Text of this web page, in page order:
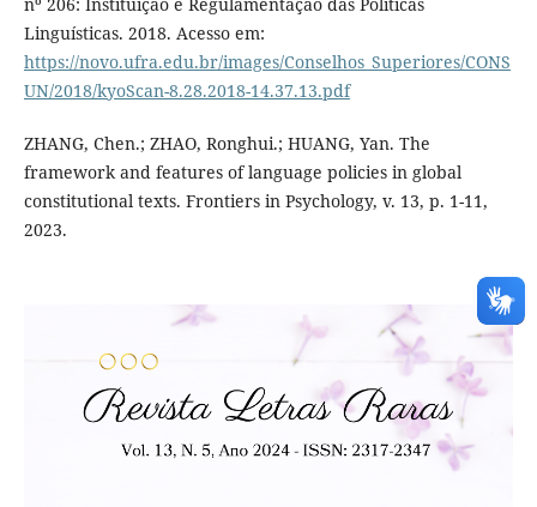
Linguísticas. 2018. Acesso em:
https://novo.ufra.edu.br/images/Conselhos_Superiores/CONS
UN/2018/kyoScan-8.28.2018-14.37.13.pdf
ZHANG, Chen.; ZHAO, Ronghui.; HUANG, Yan. The
framework and features of language policies in global
constitutional texts. Frontiers in Psychology, v. 13, p. 1-11,
2023.